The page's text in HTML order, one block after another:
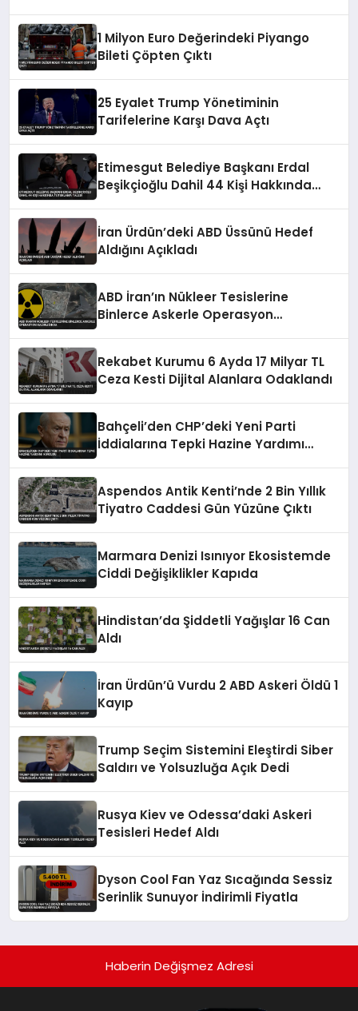
1 Milyon Euro Değerindeki Piyango
Bileti Çöpten Çıktı
25 Eyalet Trump Yönetiminin
Tarifelerine Karşı Dava Açtı
Etimesgut Belediye Başkanı Erdal
Beşikçioğlu Dahil 44 Kişi Hakkında
İran Ürdün’deki ABD Üssünü Hedef
Aldığını Açıkladı
ABD İran’ın Nükleer Tesislerine
Binlerce Askerle Operasyon
Rekabet Kurumu 6 Ayda 17 Milyar TL
Ceza Kesti Dijital Alanlara Odaklandı
Bahçeli’den CHP’deki Yeni Parti
İddialarına Tepki Hazine Yardımı
Aspendos Antik Kenti’nde 2 Bin Yıllık
Tiyatro Caddesi Gün Yüzüne Çıktı
Marmara Denizi Isınıyor Ekosistemde
Ciddi Değişiklikler Kapıda
Hindistan’da Şiddetli Yağışlar 16 Can
Aldı
İran Ürdün’ü Vurdu 2 ABD Askeri Öldü 1
Kayıp
Trump Seçim Sistemini Eleştirdi Siber
Saldırı ve Yolsuzluğa Açık Dedi
Rusya Kiev ve Odessa’daki Askeri
Tesisleri Hedef Aldı
Dyson Cool Fan Yaz Sıcağında Sessiz
Serinlik Sunuyor İndirimli Fiyatla
Haberin Değişmez Adresi